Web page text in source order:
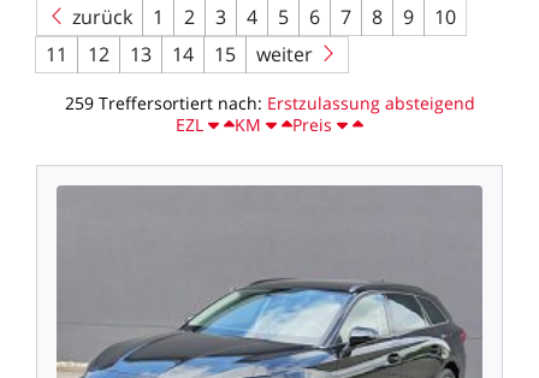
zurück 1 2 3 4 5 6 7 8 9
10
11
12 13 14 15 weiter
259 Treffersortiert nach: Erstzulassung absteigend
EZL
KM Preis